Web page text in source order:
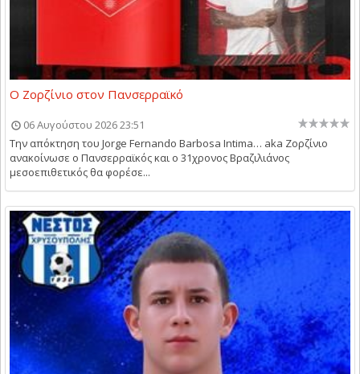
Ο Ζορζίνιο στον Πανσερραϊκό
06 Αυγούστου 2026 23:51
Την απόκτηση του Jorge Fernando Barbosa Intima… aka Ζορζίνιο
ανακοίνωσε ο Πανσερραϊκός και ο 31χρονος Βραζιλιάνος
μεσοεπιθετικός θα φορέσε...